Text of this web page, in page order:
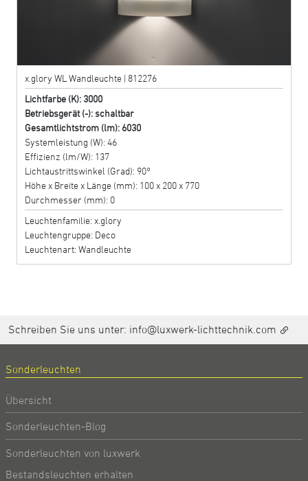
x.glory WL Wandleuchte | 812276
Lichtfarbe (K): 3000
Betriebsgerät (-): schaltbar
Gesamtlichtstrom (lm): 6030
Systemleistung (W): 46
Effizienz (lm/W): 137
Lichtaustrittswinkel (Grad): 90°
Höhe x Breite x Länge (mm): 100 x 200 x 770
Durchmesser (mm): 0
Leuchtenfamilie: x.glory
Leuchtengruppe: Deco
Leuchtenart: Wandleuchte
Schreiben Sie uns unter: info@luxwerk-lichttechnik.com
Sonderleuchten
Übersicht
Sonderleuchten-Blog
Sonderleuchten von luxwerk
Bestandsleuchten erhalten